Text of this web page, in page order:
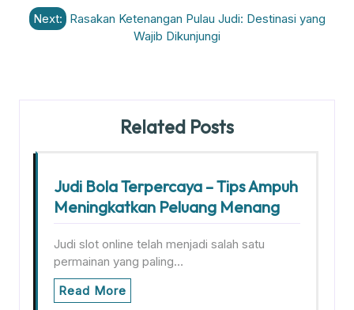
Next: Rasakan Ketenangan Pulau Judi: Destinasi yang
Wajib Dikunjungi
Related Posts
Judi Bola Terpercaya – Tips Ampuh
Meningkatkan Peluang Menang
Judi slot online telah menjadi salah satu
permainan yang paling…
Read More